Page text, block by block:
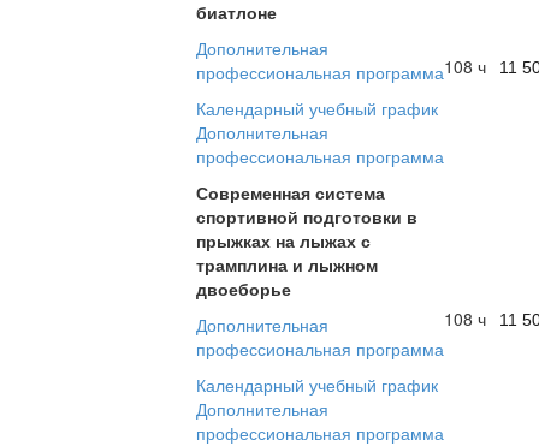
биатлоне
Дополнительная
профессиональная программа
Календарный учебный график
Дополнительная
профессиональная программа
108 ч 11
Современная система
спортивной подготовки в
прыжках на лыжах с
трамплина и лыжном
двоеборье
Дополнительная
профессиональная программа
Календарный учебный график
Дополнительная
профессиональная программа
108 ч 11